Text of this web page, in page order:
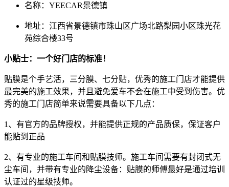
名称：YEECAR景德镇
地址：江西省景德镇市珠山区广场北路梨园小区珠光花
苑综合楼33号
小贴士：一个好门店的标准！
贴膜是个手艺活，三分膜、七分贴，优秀的施工门店才能提供
最完美的施工效果，并且避免爱车不会在施工中受到伤害。优
秀的施工门店简单来说需要具备以下几点：
1、有官方的品牌授权，并能提供正规的产品质保，保证客户
能贴到正品
2、有专业的施工车间和贴膜技师。施工车间需要有封闭式无
尘车间，并带有专业的降尘设备：贴膜的师傅最好是通过培训
认证过的星级技师。